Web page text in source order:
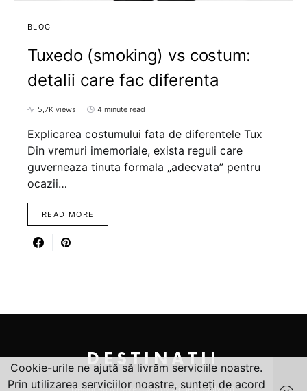
BLOG
Tuxedo (smoking) vs costum:
detalii care fac diferenta
5,7K views 4 minute read
Explicarea costumului fata de diferentele Tux
Din vremuri imemoriale, exista reguli care
guverneaza tinuta formala „adecvata” pentru
ocazii…
READ MORE
DESTINATII
Designed & Developed byCode Supply Co.
Cookie-urile ne ajută să livrăm serviciile noastre.
Prin utilizarea serviciilor noastre, sunteți de acord